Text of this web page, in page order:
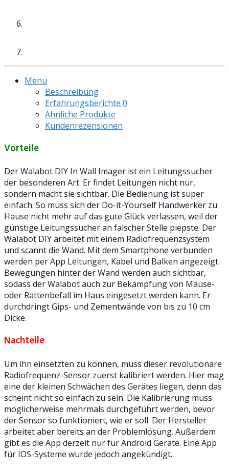
Menu
Beschreibung
Erfahrungsberichte 0
Ähnliche Produkte
Kundenrezensionen
Vorteile
Der Walabot DIY In Wall Imager ist ein Leitungssucher
der besonderen Art. Er findet Leitungen nicht nur,
sondern macht sie sichtbar. Die Bedienung ist super
einfach. So muss sich der Do-it-Yourself Handwerker zu
Hause nicht mehr auf das gute Glück verlassen, weil der
günstige Leitungssucher an falscher Stelle piepste. Der
Walabot DIY arbeitet mit einem Radiofrequenzsystem
und scannt die Wand. Mit dem Smartphone verbunden
werden per App Leitungen, Kabel und Balken angezeigt.
Bewegungen hinter der Wand werden auch sichtbar,
sodass der Walabot auch zur Bekämpfung von Mäuse-
oder Rattenbefall im Haus eingesetzt werden kann. Er
durchdringt Gips- und Zementwände von bis zu 10 cm
Dicke.
Nachteile
Um ihn einsetzten zu können, muss dieser revolutionäre
Radiofrequenz-Sensor zuerst kalibriert werden. Hier mag
eine der kleinen Schwächen des Gerätes liegen, denn das
scheint nicht so einfach zu sein. Die Kalibrierung muss
möglicherweise mehrmals durchgeführt werden, bevor
der Sensor so funktioniert, wie er soll. Der Hersteller
arbeitet aber bereits an der Problemlösung. Außerdem
gibt es die App derzeit nur für Android Geräte. Eine App
für IOS-Systeme wurde jedoch angekündigt.